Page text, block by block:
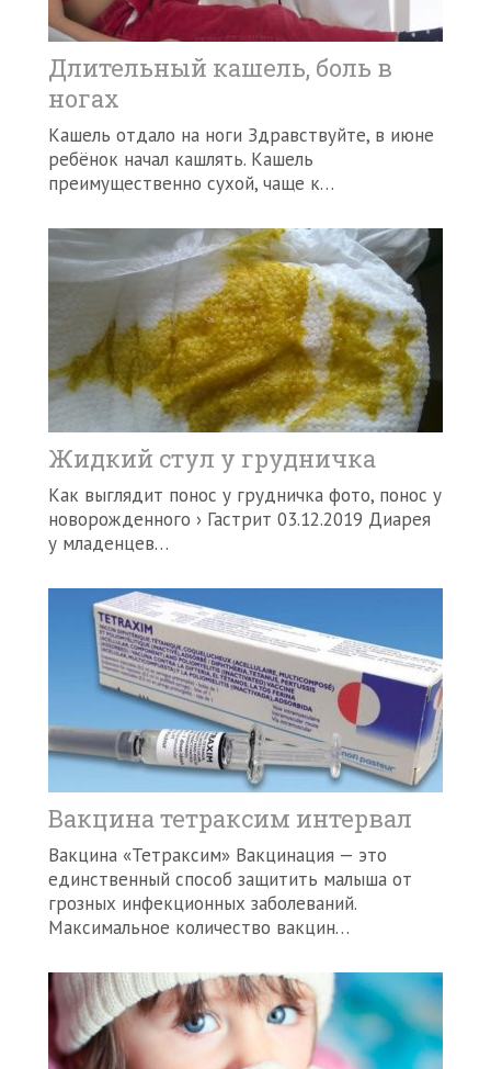
Длительный кашель, боль в
ногах
Кашель отдало на ноги Здравствуйте, в июне
ребёнок начал кашлять. Кашель
преимущественно сухой, чаще к…
Жидкий стул у грудничка
Как выглядит понос у грудничка фото, понос у
новорожденного › Гастрит 03.12.2019 Диарея
у младенцев…
Вакцина тетраксим интервал
Вакцина «Тетраксим» Вакцинация — это
единственный способ защитить малыша от
грозных инфекционных заболеваний.
Максимальное количество вакцин…